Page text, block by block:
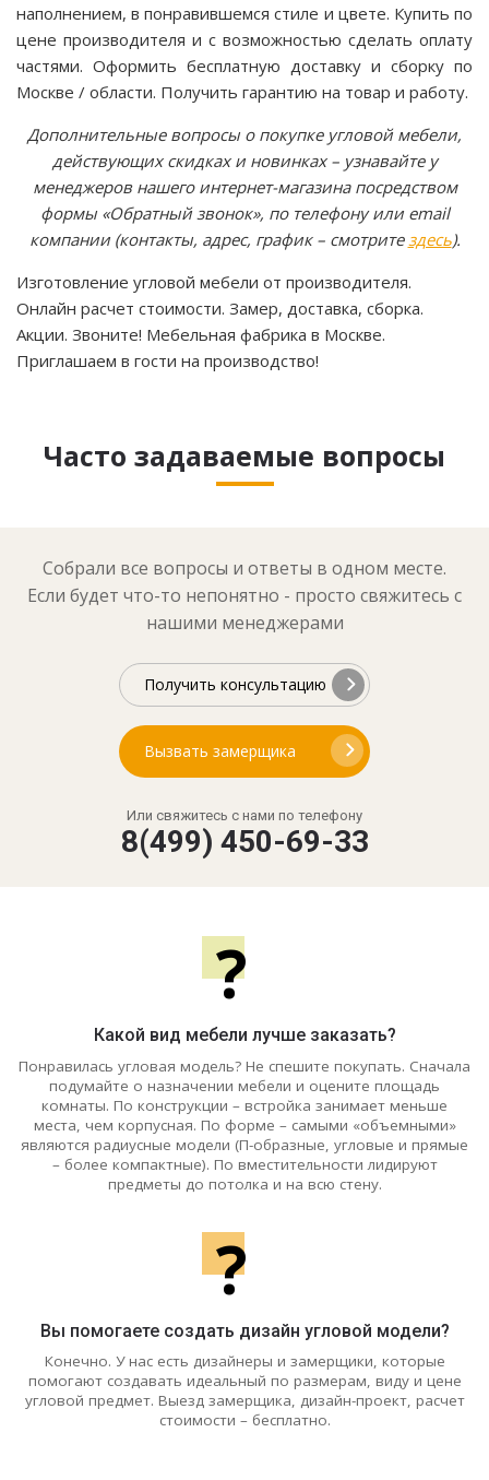
наполнением, в понравившемся стиле и цвете. Купить по
цене производителя и с возможностью сделать оплату
частями. Оформить бесплатную доставку и сборку по
Москве / области. Получить гарантию на товар и работу.
Дополнительные вопросы о покупке угловой мебели,
действующих скидках и новинках – узнавайте у
менеджеров нашего интернет-магазина посредством
формы «Обратный звонок», по телефону или email
компании (контакты, адрес, график – смотритездесь).
Изготовление угловой мебели от производителя.
Онлайн расчет стоимости. Замер, доставка, сборка.
Акции. Звоните! Мебельная фабрика в Москве.
Приглашаем в гости на производство!
Часто задаваемые вопросы
Собрали все вопросы и ответы в одном месте.
Если будет что-то непонятно - просто свяжитесь с
нашими менеджерами
Получить консультацию
Вызвать замерщика
Или свяжитесь с нами по телефону
8(499) 450-69-33
?
Какой вид мебели лучше заказать?
Понравилась угловая модель? Не спешите покупать. Сначала
подумайте о назначении мебели и оцените площадь
комнаты. По конструкции – встройка занимает меньше
места, чем корпусная. По форме – самыми «объемными»
являются радиусные модели (П-образные, угловые и прямые
– более компактные). По вместительности лидируют
предметы до потолка и на всю стену.
?
Вы помогаете создать дизайн угловой модели?
Конечно. У нас есть дизайнеры и замерщики, которые
помогают создавать идеальный по размерам, виду и цене
угловой предмет. Выезд замерщика, дизайн-проект, расчет
стоимости – бесплатно.